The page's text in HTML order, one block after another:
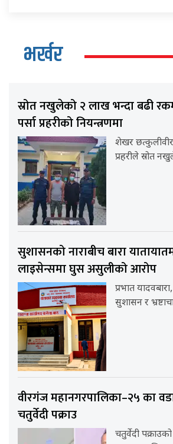
भर्खर
स्रोत नखुलेको २ लाख भन्दा बढी
पर्सा प्रहरीको नियन्त्रणमा
शेखर
प्रहरीले स्रोत
सुशासनको नाराबीच बारा
लाइसेन्समा घुस असुलीको आरोप
प्रभात
सुशासन र
वीरगंज महानगरपालिका–२५ का
चतुर्वेदी पक्राउ
चतुर्वेदी